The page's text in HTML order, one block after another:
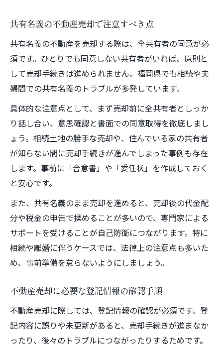
共有名義の不動産売却で注意すべき点
共有名義の不動産を売却する際は、全共有者の同意が必
須です。ひとりでも同意しない共有者がいれば、原則と
して売却手続きは進められません。福岡県でも相続や夫
婦間での共有名義のトラブルが多発しています。
具体的な注意点として、まず売却前に全共有者としっか
り話し合い、意思確認と書面での同意取得を徹底しまし
ょう。相続土地の勝手な売却や、住んでいる家の共有者
が知らない間に売却手続きが進んでしまった事例も存在
します。事前に「合意書」や「委任状」を作成しておく
と安心です。
また、共有名義のまま売却を進めると、売却後の代金配
分や税金の申告で揉めることが多いので、専門家による
サポートを受けることが自己防衛につながります。特に
相続や離婚に伴うケースでは、法律上の注意点も多いた
め、事前準備を怠らないようにしましょう。
不動産売却に必要な登記情報の確認手順
不動産売却に際しては、登記情報の確認が必須です。登
記内容に誤りや未更新があると、売却手続きが進まなか
ったり、後々のトラブルにつながったりするためです。